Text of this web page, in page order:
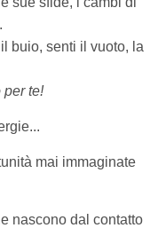
buio, senti il vuoto, la
per te!
mai immaginate
nascono dal contatto